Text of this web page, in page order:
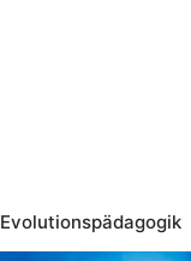
Evolutionspädagogik